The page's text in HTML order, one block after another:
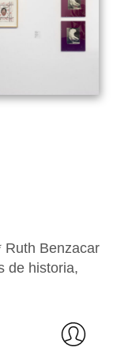
Ruth Benzacar
de historia,